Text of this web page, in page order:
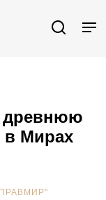
древнюю
в Мирах